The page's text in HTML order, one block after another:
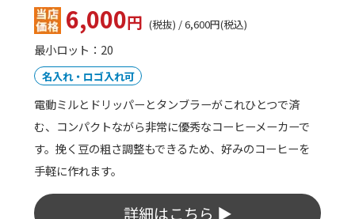
6,000円 (税抜) / 6,600円(税込)
最小ロット：20
名入れ・ロゴ入れ可
電動ミルとドリッパーとタンブラーがこれひとつで済
む、コンパクトながら非常に優秀なコーヒーメーカーで
す。挽く豆の粗さ調整もできるため、好みのコーヒーを
手軽に作れます。
詳細はこちら ▶